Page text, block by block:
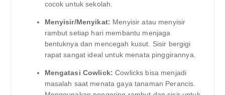
cocok untuk sekolah.
Menyisir/Menyikat: Menyisir atau menyisir
rambut setiap hari membantu menjaga
bentuknya dan mencegah kusut. Sisir bergigi
rapat sangat ideal untuk menata pinggirannya.
Mengatasi Cowlick: Cowlicks bisa menjadi
masalah saat menata gaya tanaman Perancis.